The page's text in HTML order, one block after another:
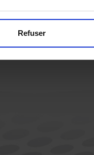
Refuser